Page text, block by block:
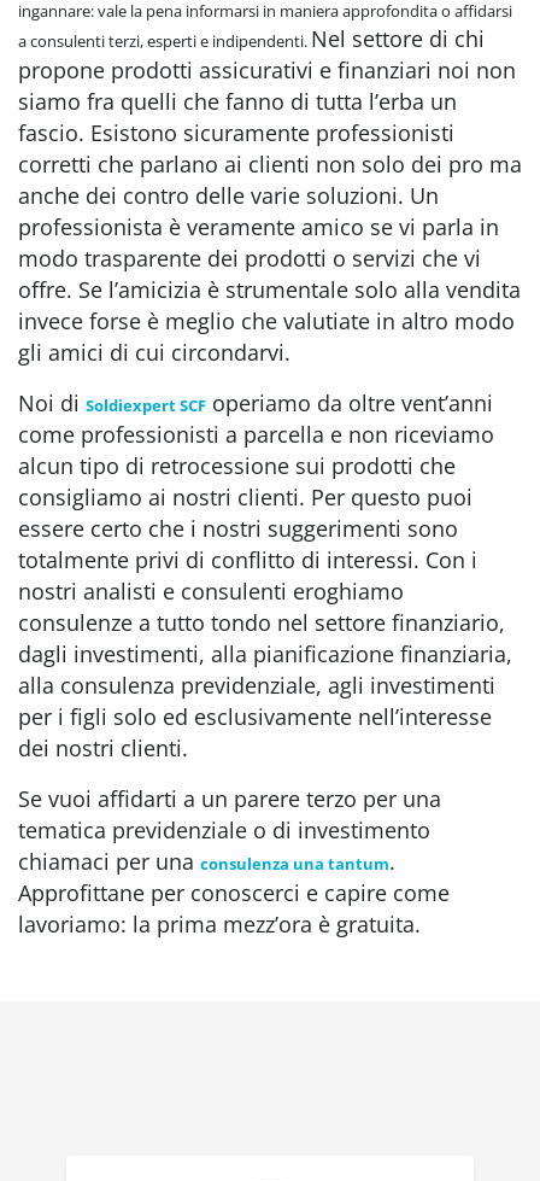
ingannare: vale la pena informarsi in maniera approfondita o affidarsi
a consulenti terzi, esperti e indipendenti. Nel settore di chi
propone prodotti assicurativi e finanziari noi non
siamo fra quelli che fanno di tutta l’erba un
fascio. Esistono sicuramente professionisti
corretti che parlano ai clienti non solo dei pro ma
anche dei contro delle varie soluzioni. Un
professionista è veramente amico se vi parla in
modo trasparente dei prodotti o servizi che vi
offre. Se l’amicizia è strumentale solo alla vendita
invece forse è meglio che valutiate in altro modo
gli amici di cui circondarvi.
Noi di Soldiexpert SCF operiamo da oltre vent’anni
come professionisti a parcella e non riceviamo
alcun tipo di retrocessione sui prodotti che
consigliamo ai nostri clienti. Per questo puoi
essere certo che i nostri suggerimenti sono
totalmente privi di conflitto di interessi. Con i
nostri analisti e consulenti eroghiamo
consulenze a tutto tondo nel settore finanziario,
dagli investimenti, alla pianificazione finanziaria,
alla consulenza previdenziale, agli investimenti
per i figli solo ed esclusivamente nell’interesse
dei nostri clienti.
Se vuoi affidarti a un parere terzo per una
tematica previdenziale o di investimento
chiamaci per una consulenza una tantum.
Approfittane per conoscerci e capire come
lavoriamo: la prima mezz’ora è gratuita.